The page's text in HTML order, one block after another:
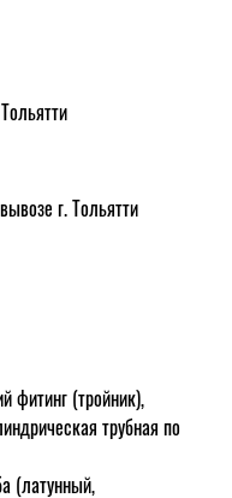
г. Тольятти
фитинг (тройник),
трубная по
(латунный,